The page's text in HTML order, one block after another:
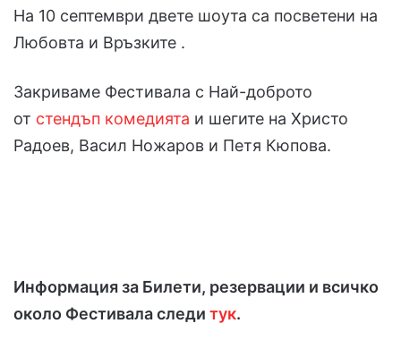
На 10 септември двете шоута са посветени на
Любовта и Връзките .
Закриваме Фестивала с Най-доброто
от стендъп комедията и шегите на Христо
Радоев, Васил Ножаров и Петя Кюпова.
Информация за Билети, резервации и всичко
около Фестивала следи тук.